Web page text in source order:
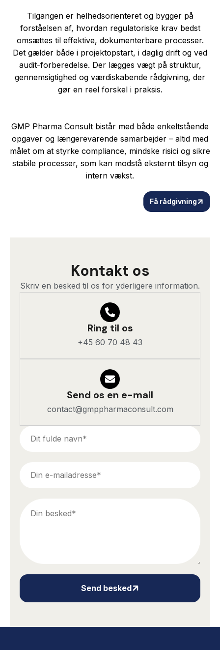
Tilgangen er helhedsorienteret og bygger på
forståelsen af, hvordan regulatoriske krav bedst
omsættes til effektive, dokumenterbare processer.
Det gælder både i projektopstart, i daglig drift og ved
audit-forberedelse. Der lægges vægt på struktur,
gennemsigtighed og værdiskabende rådgivning, der
gør en reel forskel i praksis.
GMP Pharma Consult bistår med både enkeltstående
opgaver og længerevarende samarbejder – altid med
målet om at styrke compliance, mindske risici og sikre
stabile processer, som kan modstå eksternt tilsyn og
intern vækst.
Få rådgivning
Kontakt os
Skriv en besked til os for yderligere information.
Ring til os
+45 60 70 48 43
Send os en e-mail
contact@gmppharmaconsult.com
Send besked